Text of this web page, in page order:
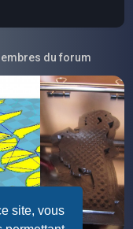
site, vous
du forum